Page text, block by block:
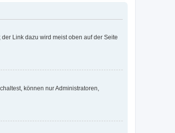
Link dazu wird meist oben auf der Seite
können nur Administratoren,